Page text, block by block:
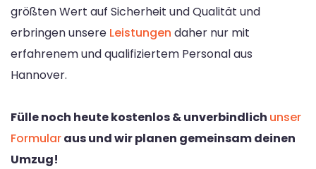
größten Wert auf Sicherheit und Qualität und
erbringen unsere Leistungen daher nur mit
erfahrenem und qualifiziertem Personal aus
Hannover.
Fülle noch heute kostenlos & unverbindlich unser
Formularaus und wir planen gemeinsam deinen
Umzug!